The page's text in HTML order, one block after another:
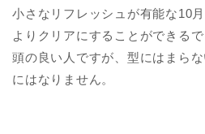
小さなリフレッシュが有能な10
よりクリアにすることができるで
頭の良い人ですが、型にはまら
にはなりません。